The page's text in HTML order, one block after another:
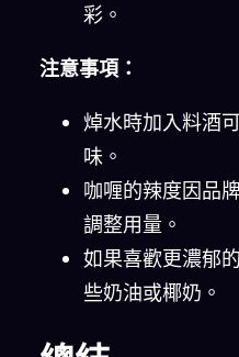
彩。
注意事項：
焯水時加入料酒
味。
咖喱的辣度因品
調整用量。
如果喜歡更濃郁
些奶油或椰奶。